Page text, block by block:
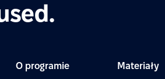
O programie Materiały